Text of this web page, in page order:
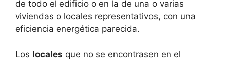
de todo el edificio o en la de una o varias
viviendas o locales representativos, con una
eficiencia energética parecida.
Los locales que no se encontrasen en el